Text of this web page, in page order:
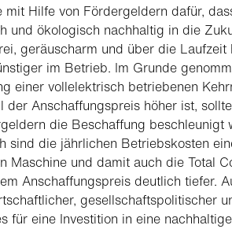
mit Hilfe von Fördergeldern dafür,
und ökologisch nachhaltig in die
geräuscharm und über die
im Betrieb. Im Grunde
einer vollelektrisch betriebenen
der Anschaffungspreis höher ist,
die Beschaffung beschleunigt
sind die jährlichen Betriebskosten
Maschine und damit auch die Total
Anschaffungspreis deutlich tiefer.
gesellschaftspolitischer
für eine Investition in eine